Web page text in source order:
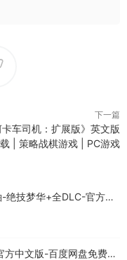
下一篇
卡车司机：扩展版》英文版
| 策略战棋游戏 | PC游戏
绝技梦华+全DLC-官方中
中文版-百度网盘免费下